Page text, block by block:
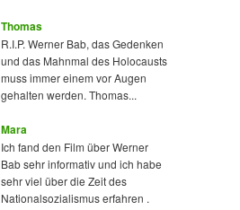
Thomas
R.I.P. Werner Bab, das Gedenken
und das Mahnmal des Holocausts
muss immer einem vor Augen
gehalten werden. Thomas...
Mara
Ich fand den Film über Werner
Bab sehr informativ und ich habe
sehr viel über die Zeit des
Nationalsozialismus erfahren .